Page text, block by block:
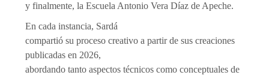
y finalmente, la Escuela Antonio Vera Díaz de Apeche.
En cada instancia, Sardá
compartió su proceso creativo a partir de sus creaciones
publicadas en 2026,
abordando tanto aspectos técnicos como conceptuales de